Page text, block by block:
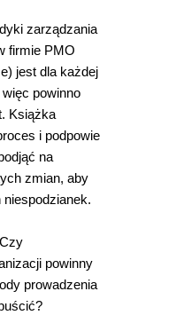
zarządzania
firmie PMO
jest dla każdej
powinno
Książka
i podpowie
na
zmian, aby
niespodzianek.
powinny
prowadzenia